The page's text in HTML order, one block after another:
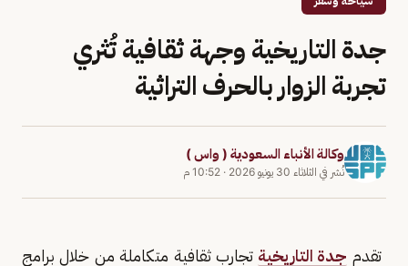
جدة التاريخية وجهة ثقافية تُثري
تجربة الزوار بالحرف التراثية
وكالة الأنباء السعودية ( واس )
نُشر في الثلاثاء 30 يونيو 2026 · 10:52 م
تقدم جدة التاريخية تجارب ثقافية متكاملة من خلال برامج